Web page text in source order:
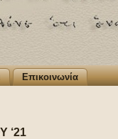
Επικοινωνία
‘21